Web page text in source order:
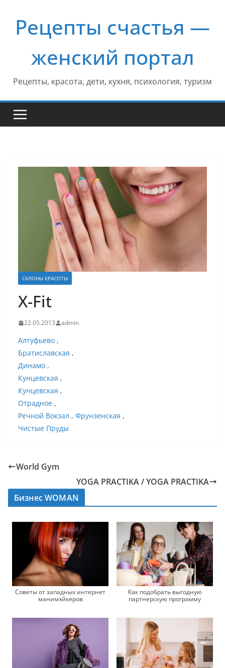
содержимому
Рецепты счастья —
женский портал
Рецепты, красота, дети, кухня, психология, туризм
САЛОНЫ КРАСОТЫ
X-Fit
22.05.2013 admin
Алтуфьево ,
Братиславская ,
Динамо ,
Кунцевская ,
Кунцевская ,
Отрадное ,
Речной Вокзал , Фрунзенская ,
Чистые Пруды
World Gym
YOGA PRACTIKA / YOGA PRACTIKA
Бизнес WOMAN
Советы от западных интернет
манимэйкеров
Как подобрать выгодную
партнерскую программу